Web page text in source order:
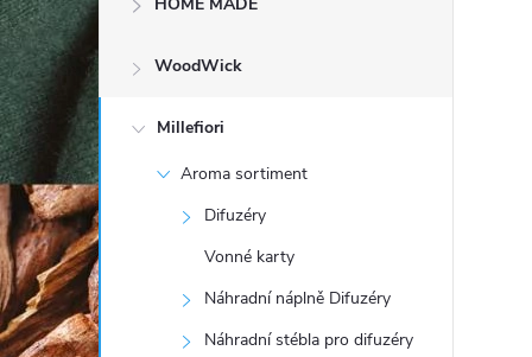
r
a
n
n
í
WoodWick
Millefiori
Aroma sortiment
Difuzéry
Vonné karty
Náhradní náplně Difuzéry
Náhradní stébla pro difuzéry